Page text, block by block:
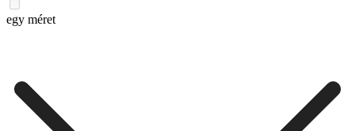
egy méret